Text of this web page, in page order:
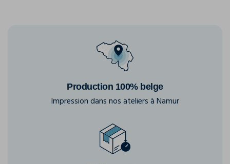
Production 100% belge
Impression dans nos ateliers à Namur